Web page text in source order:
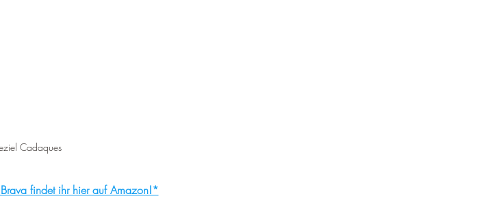
Cadaques
findet ihr hier auf Amazon!*